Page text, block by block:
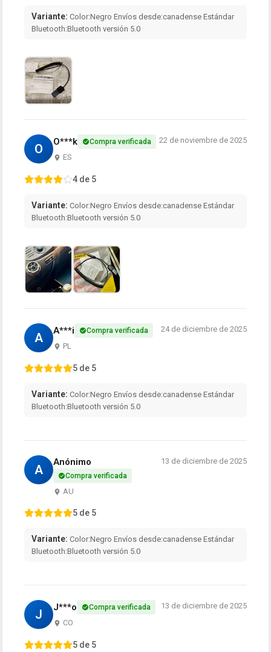
Variante: Color:Negro Envíos desde:canadense Estándar
Bluetooth:Bluetooth versión 5.0
O O***k Compra verificada
ES
22 de noviembre de 2025
4 de 5
Variante: Color:Negro Envíos desde:canadense Estándar
Bluetooth:Bluetooth versión 5.0
A A***i Compra verificada
PL
24 de diciembre de 2025
5 de 5
Variante: Color:Negro Envíos desde:canadense Estándar
Bluetooth:Bluetooth versión 5.0
A
Anónimo
Compra verificada
AU
13 de diciembre de 2025
5 de 5
Variante: Color:Negro Envíos desde:canadense Estándar
Bluetooth:Bluetooth versión 5.0
J J***o Compra verificada
CO
13 de diciembre de 2025
5 de 5